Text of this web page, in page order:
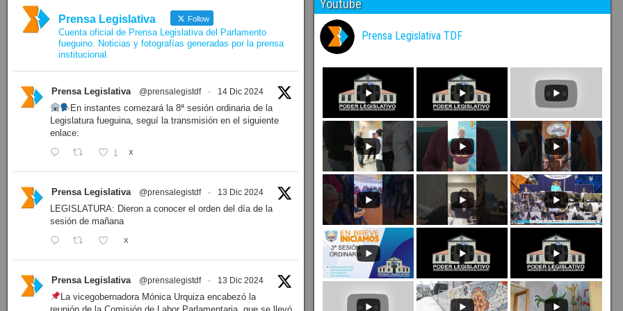
Prensa Legislativa Follow
Cuenta oficial de Prensa Legislativa del Parlamento
fueguino. Noticias y fotografías generadas por la prensa
institucional.
Prensa Legislativa @prensalegistdf · 14 Dic 2024
En instantes comezará la 8ª sesión ordinaria de la
Legislatura fueguina, seguí la transmisión en el siguiente
enlace:
1 X
Prensa Legislativa @prensalegistdf · 13 Dic 2024
LEGISLATURA: Dieron a conocer el orden del día de la
sesión de mañana
X
Prensa Legislativa @prensalegistdf · 13 Dic 2024
La vicegobernadora Mónica Urquiza encabezó la
Youtube
Prensa Legislativa TDF